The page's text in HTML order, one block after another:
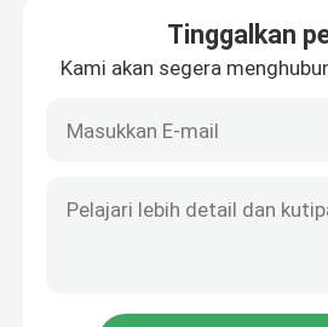
Kacamata Balap Motocross
Kacamata Olahraga
Kacamata Keselamatan
Tinggalkan
Kami akan segera